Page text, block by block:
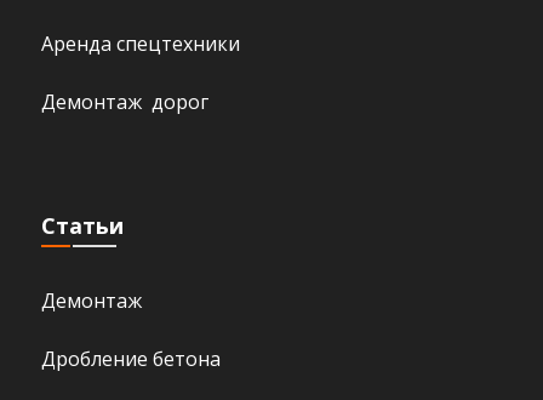
Аренда спецтехники
Демонтаж дорог
Статьи
Демонтаж
Дробление бетона